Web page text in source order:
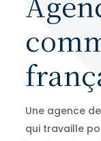
Une agence
qui travaille